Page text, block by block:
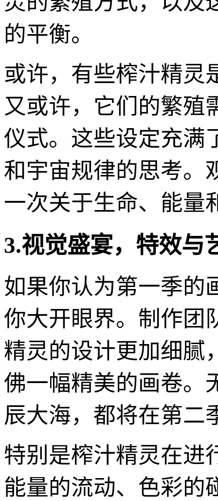
的平衡。
或许，有些榨汁精灵
又或许，它们的繁殖
仪式。这些设定充满
和宇宙规律的思考。
一次关于生命、能量
3.视觉盛宴，特效与
如果你认为第一季的
你大开眼界。制作团
精灵的设计更加细腻
佛一幅精美的画卷。
辰大海，都将在第二
特别是榨汁精灵在进
能量的流动、色彩的